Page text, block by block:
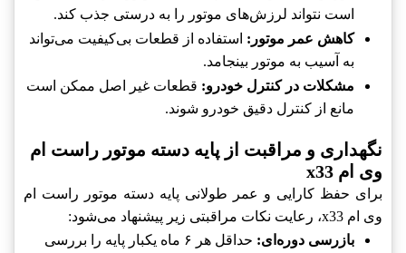
است نتواند لرزش‌های موتور را به درستی جذب کند.
کاهش عمر موتور: استفاده از قطعات بی‌کیفیت می‌تواند
به آسیب به موتور بینجامد.
مشکلات در کنترل خودرو: قطعات غیر اصل ممکن است
مانع از کنترل دقیق خودرو شوند.
نگهداری و مراقبت از پایه دسته موتور راست ام
وی ام x33
برای حفظ کارایی و عمر طولانی پایه دسته موتور راست ام
وی ام x33، رعایت نکات مراقبتی زیر پیشنهاد می‌شود:
بازرسی دوره‌ای:
حداقل هر ۶ ماه یکبار پایه را بررسی